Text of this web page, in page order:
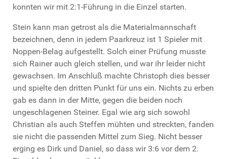
konnten wir mit 2:1-Führung in die Einzel starten.
Stein kann man getrost als die Materialmannschaft
bezeichnen, denn in jedem Paarkreuz ist 1 Spieler mit
Noppen-Belag aufgestellt. Solch einer Prüfung musste
sich Rainer auch gleich stellen, und war ihr leider nicht
gewachsen. Im Anschluß machte Christoph dies besser
und spielte den dritten Punkt für uns ein. Nichts zu erben
gab es dann in der Mitte, gegen die beiden noch
ungeschlagenen Steiner. Egal wie arg sich sowohl
Christian als auch Steffen mühten und streckten, fanden
sie nicht die passenden Mittel zum Sieg. Nicht besser
erging es Dirk und Daniel, so dass wir 3:6 vor dem 2.